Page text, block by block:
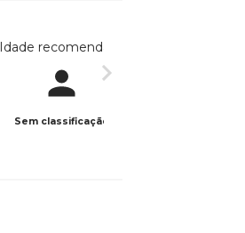
Idade recomendada
Sem classificação